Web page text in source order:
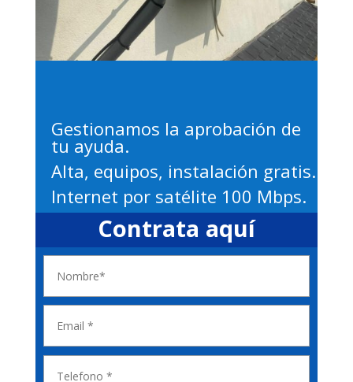
Gestionamos la aprobación de
tu ayuda.
Alta, equipos, instalación gratis.
Internet por satélite 100 Mbps.
Contrata aquí